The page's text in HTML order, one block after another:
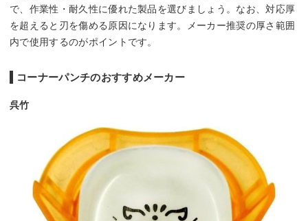
で、作業性・耐久性に優れた製品を選びましょう。なお、対応厚
を超えると刃を傷める原因になります。メーカー推奨の厚さ範囲
内で使用するのがポイントです。
コーナーパンチのおすすめメーカー
呉竹